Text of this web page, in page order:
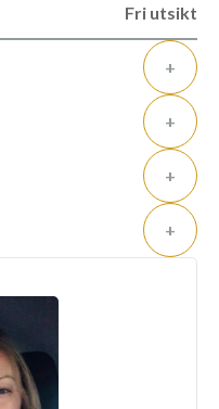
Fri utsikt
+
+
+
+